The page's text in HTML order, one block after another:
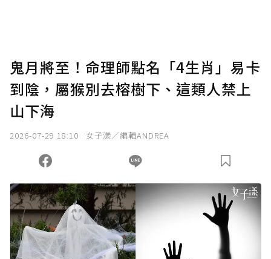
確認送出
您當前剩餘 U 利點數：0點；前往 購買點數
鬼月將至！命理師點名「4生肖」易卡
到陰，屬猴別去榕樹下、這類人禁上
山下海
2026-07-29 18:10 女子漾／編輯ANDREA